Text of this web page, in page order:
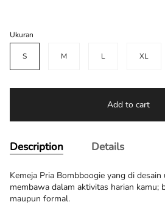
Ukuran
S M L XL
Add to cart
Description Details
Kemeja Pria Bombboogie yang di
membawa dalam aktivitas harian kamu;
maupun formal.